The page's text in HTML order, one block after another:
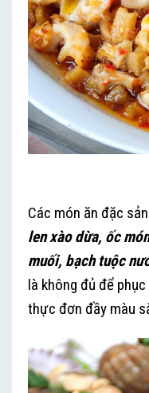
Các món ăn đặc
len xào dừa, ốc
muối, bạch tuộc
là không đủ để
thực đơn đầy màu